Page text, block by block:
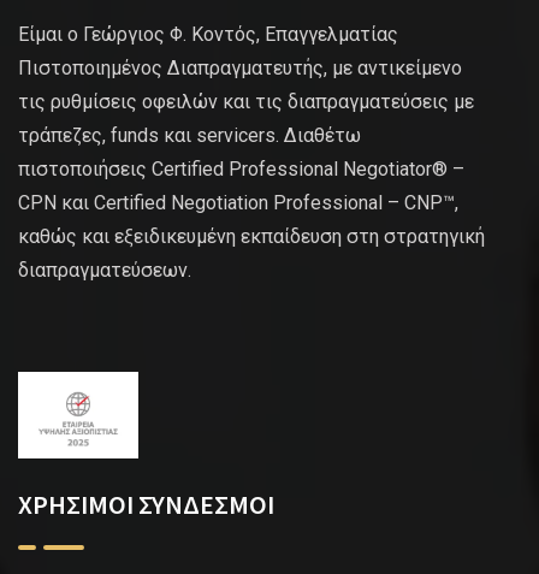
Είμαι ο Γεώργιος Φ. Κοντός, Επαγγελματίας
Πιστοποιημένος Διαπραγματευτής, με αντικείμενο
τις ρυθμίσεις οφειλών και τις διαπραγματεύσεις με
τράπεζες, funds και servicers. Διαθέτω
πιστοποιήσεις Certified Professional Negotiator® –
CPN και Certified Negotiation Professional – CNP™,
καθώς και εξειδικευμένη εκπαίδευση στη στρατηγική
διαπραγματεύσεων.
ΧΡΗΣΙΜΟΙ ΣΥΝΔΕΣΜΟΙ